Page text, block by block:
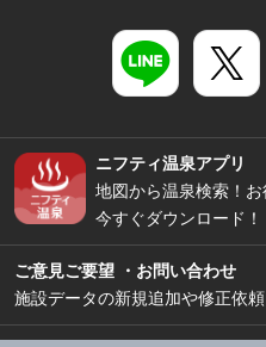
ニフティ温泉アプリ
地図から温泉検索！お
今すぐダウンロード！
ご意見ご要望 ・お問い合わせ
施設データの新規追加や修正依